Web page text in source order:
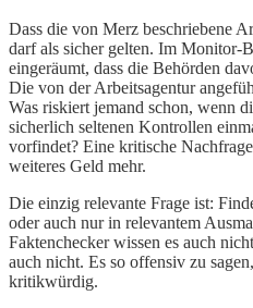
Dass die von Merz beschriebene
darf als sicher gelten. Im Monitor-
eingeräumt, dass die Behörden
Die von der Arbeitsagentur
Was riskiert jemand schon, wenn
sicherlich seltenen Kontrollen
vorfindet? Eine kritische
weiteres Geld mehr.
Die einzig relevante Frage ist:
oder auch nur in relevantem
Faktenchecker wissen es auch
auch nicht. Es so offensiv zu
kritikwürdig.